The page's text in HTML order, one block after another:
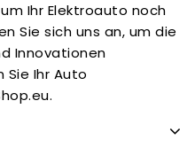
Ihr Elektroauto noch
Sie sich uns an, um die
Innovationen
Sie Ihr Auto